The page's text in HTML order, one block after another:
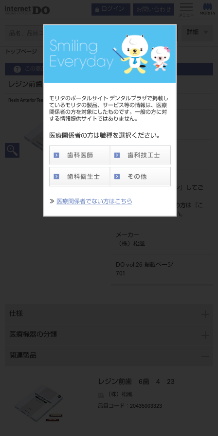
モリタのポータルサイト デンタルプラザで掲載し
ているモリタの製品、サービス等の情報は、医療
関係者の方を対象にしたものです。一般の方に対
する情報提供サイトではありません。
医療関係者の方は職種を選択ください。
≫ 医療関係者でない方はこちら
ログイン お問い合わせ
メニュー
詳細
トップページ レジン前歯 6歯 A1 33
この商品に関するお問い合わせ
レジン前歯 6歯 A1 33
Resin Anterior Teeth
品目コード
4548162142146
標準価格
価格の確認は『ログイン
』してご
ネット会員登録がまだの方は『
こ
ちら』より登録ください。
メーカー
（株）松風
DO vol.26 掲載ページ
701
仕様
医療機器の分類
関連製品
レジン前歯 6歯 4 23
（株）松風
品目コード ：20435003323